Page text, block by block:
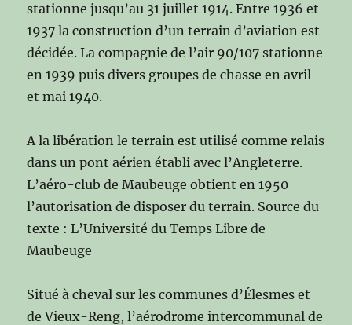
stationne jusqu’au 31 juillet 1914. Entre 1936 et
1937 la construction d’un terrain d’aviation est
décidée. La compagnie de l’air 90/107 stationne
en 1939 puis divers groupes de chasse en avril
et mai 1940.
A la libération le terrain est utilisé comme relais
dans un pont aérien établi avec l’Angleterre.
L’aéro-club de Maubeuge obtient en 1950
l’autorisation de disposer du terrain. Source du
texte : L’Université du Temps Libre de
Maubeuge
Situé à cheval sur les communes d’Élesmes et
de Vieux-Reng, l’aérodrome intercommunal de